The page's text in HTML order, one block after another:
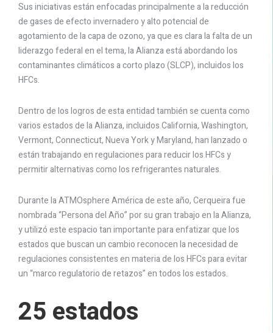
Sus iniciativas están enfocadas principalmente a la reducción
de gases de efecto invernadero y alto potencial de
agotamiento de la capa de ozono, ya que es clara la falta de un
liderazgo federal en el tema, la Alianza está abordando los
contaminantes climáticos a corto plazo (SLCP), incluidos los
HFCs.
Dentro de los logros de esta entidad también se cuenta como
varios estados de la Alianza, incluidos California, Washington,
Vermont, Connecticut, Nueva York y Maryland, han lanzado o
están trabajando en regulaciones para reducir los HFCs y
permitir alternativas como los refrigerantes naturales.
Durante la ATMOsphere América de este año, Cerqueira fue
nombrada “Persona del Año” por su gran trabajo en la Alianza,
y utilizó este espacio tan importante para enfatizar que los
estados que buscan un cambio reconocen la necesidad de
regulaciones consistentes en materia de los HFCs para evitar
un “marco regulatorio de retazos” en todos los estados.
25 estados